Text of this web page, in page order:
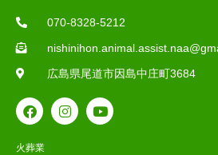
070-8328-5212
広島県尾道市因島中庄町3684
火葬業